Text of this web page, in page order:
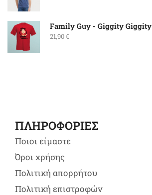
Family Guy - Giggity Giggity
21,90€
ΠΛΗΡΟΦΟΡΙΕΣ
Ποιοι είμαστε
Όροι χρήσης
Πολιτική απορρήτου
Πολιτική επιστροφών